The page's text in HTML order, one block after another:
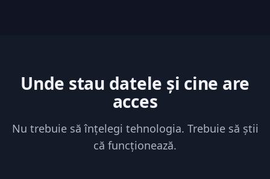
Unde stau datele și cine are
acces
Nu trebuie să înțelegi tehnologia. Trebuie să știi
că funcționează.